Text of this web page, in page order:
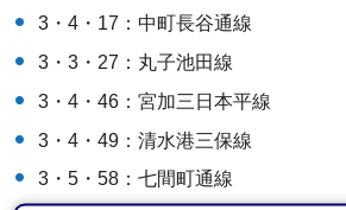
3・4・17：中町長谷通線
3・3・27：丸子池田線
3・4・46：宮加三日本平線
3・4・49：清水港三保線
3・5・58：七間町通線